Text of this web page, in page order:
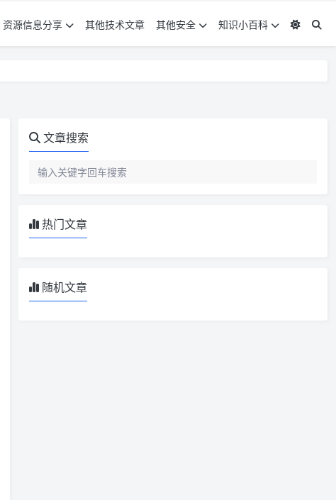
资源信息分享 其他技术文章 其他安全 知识小百科
文章搜索
热门文章
随机文章